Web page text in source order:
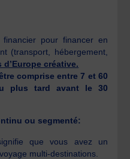
pour financer en
(transport, hébergement,
d’Europe créative.
comprise entre 7 et 60
plus tard avant le 30
ou segmenté:
que vous avez un
multi-destinations.